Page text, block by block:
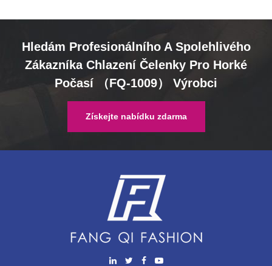
Hledám Profesionálního A Spolehlivého
Zákazníka Chlazení Čelenky Pro Horké
Počasí （FQ-1009） Výrobci
Získejte nabídku zdarma